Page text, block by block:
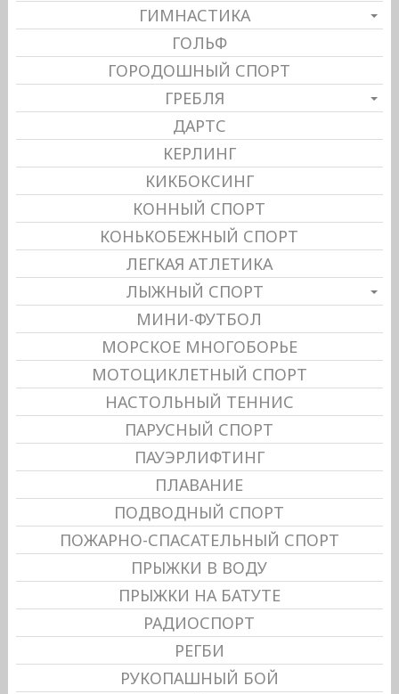
ГИМНАСТИКА
ГОЛЬФ
ГОРОДОШНЫЙ СПОРТ
ГРЕБЛЯ
ДАРТС
КЕРЛИНГ
КИКБОКСИНГ
КОННЫЙ СПОРТ
КОНЬКОБЕЖНЫЙ СПОРТ
ЛЕГКАЯ АТЛЕТИКА
ЛЫЖНЫЙ СПОРТ
МИНИ-ФУТБОЛ
МОРСКОЕ МНОГОБОРЬЕ
МОТОЦИКЛЕТНЫЙ СПОРТ
НАСТОЛЬНЫЙ ТЕННИС
ПАРУСНЫЙ СПОРТ
ПАУЭРЛИФТИНГ
ПЛАВАНИЕ
ПОДВОДНЫЙ СПОРТ
ПОЖАРНО-СПАСАТЕЛЬНЫЙ СПОРТ
ПРЫЖКИ В ВОДУ
ПРЫЖКИ НА БАТУТЕ
РАДИОСПОРТ
РЕГБИ
РУКОПАШНЫЙ БОЙ